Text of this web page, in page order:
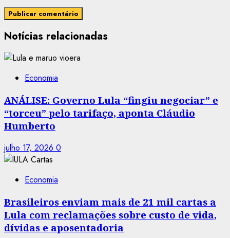
Notícias relacionadas
Economia
ANÁLISE: Governo Lula “fingiu negociar” e
“torceu” pelo tarifaço, aponta Cláudio
Humberto
julho 17, 2026 0
Economia
Brasileiros enviam mais de 21 mil cartas a
Lula com reclamações sobre custo de vida,
dívidas e aposentadoria